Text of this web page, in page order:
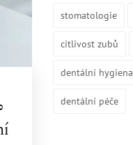
stomatologie
citlivost zubů
dentální hygiena
dentální péče